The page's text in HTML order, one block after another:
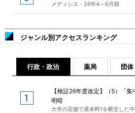
メディシス・26年4～6月期
ジャンル別アクセスランキング
行政・政治 薬局 団
【検証26年度改定】（5）「
明暗
大半の店舗で基本料1を断念した